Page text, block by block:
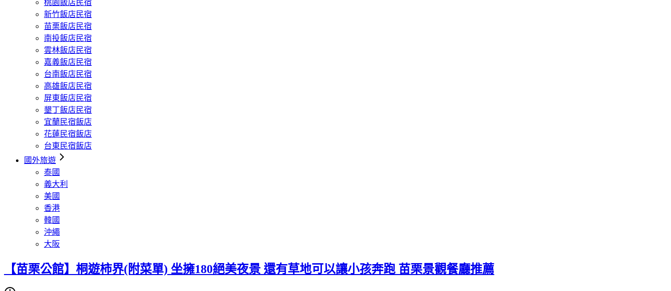
桃園飯店民宿
新竹飯店民宿
苗栗飯店民宿
南投飯店民宿
雲林飯店民宿
嘉義飯店民宿
台南飯店民宿
高雄飯店民宿
屏東飯店民宿
墾丁飯店民宿
宜蘭民宿飯店
花蓮民宿飯店
台東民宿飯店
國外旅遊
泰國
義大利
美國
香港
韓國
沖繩
大阪
【苗栗公館】桐遊柿界(附菜單) 坐擁180絕美夜景 還有草地可以讓小孩奔跑 苗栗景觀餐廳推薦